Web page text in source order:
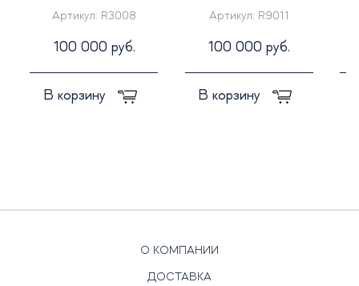
Артикул: R3008
100 000 руб.
В корзину
Артикул: R9011
100 000 руб.
В корзину
О КОМПАНИИ
ДОСТАВКА